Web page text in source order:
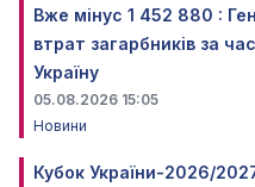
Вже мінус 1 452 880 :
втрат загарбників за
Україну
05.08.2026 15:05
Новини
Кубок України-2026/